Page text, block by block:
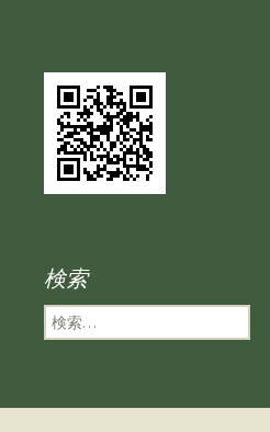
検索
検
索